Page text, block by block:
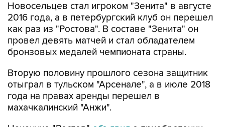
Новосельцев стал игроком "Зенита" в августе
2016 года, а в петербургский клуб он перешел
как раз из "Ростова". В составе "Зенита" он
провел девять матчей и стал обладателем
бронзовых медалей чемпионата страны.
Вторую половину прошлого сезона защитник
отыграл в тульском "Арсенале", а в июле 2018
года на правах аренды перешел в
махачкалинский "Анжи".